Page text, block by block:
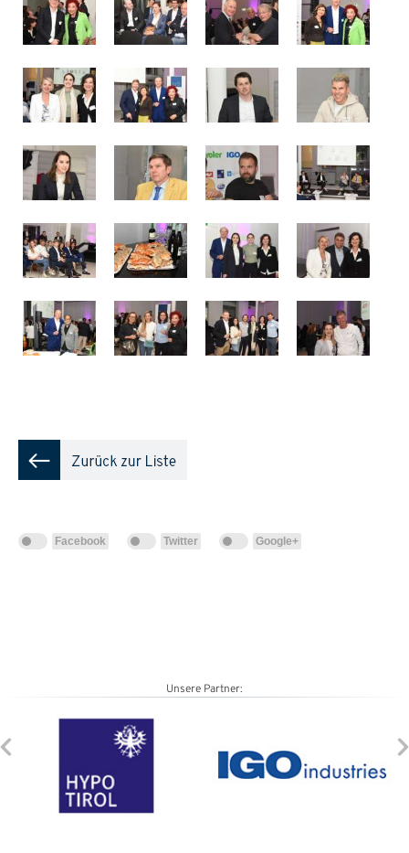
Facebook Twitter Google+
Unsere Partner: